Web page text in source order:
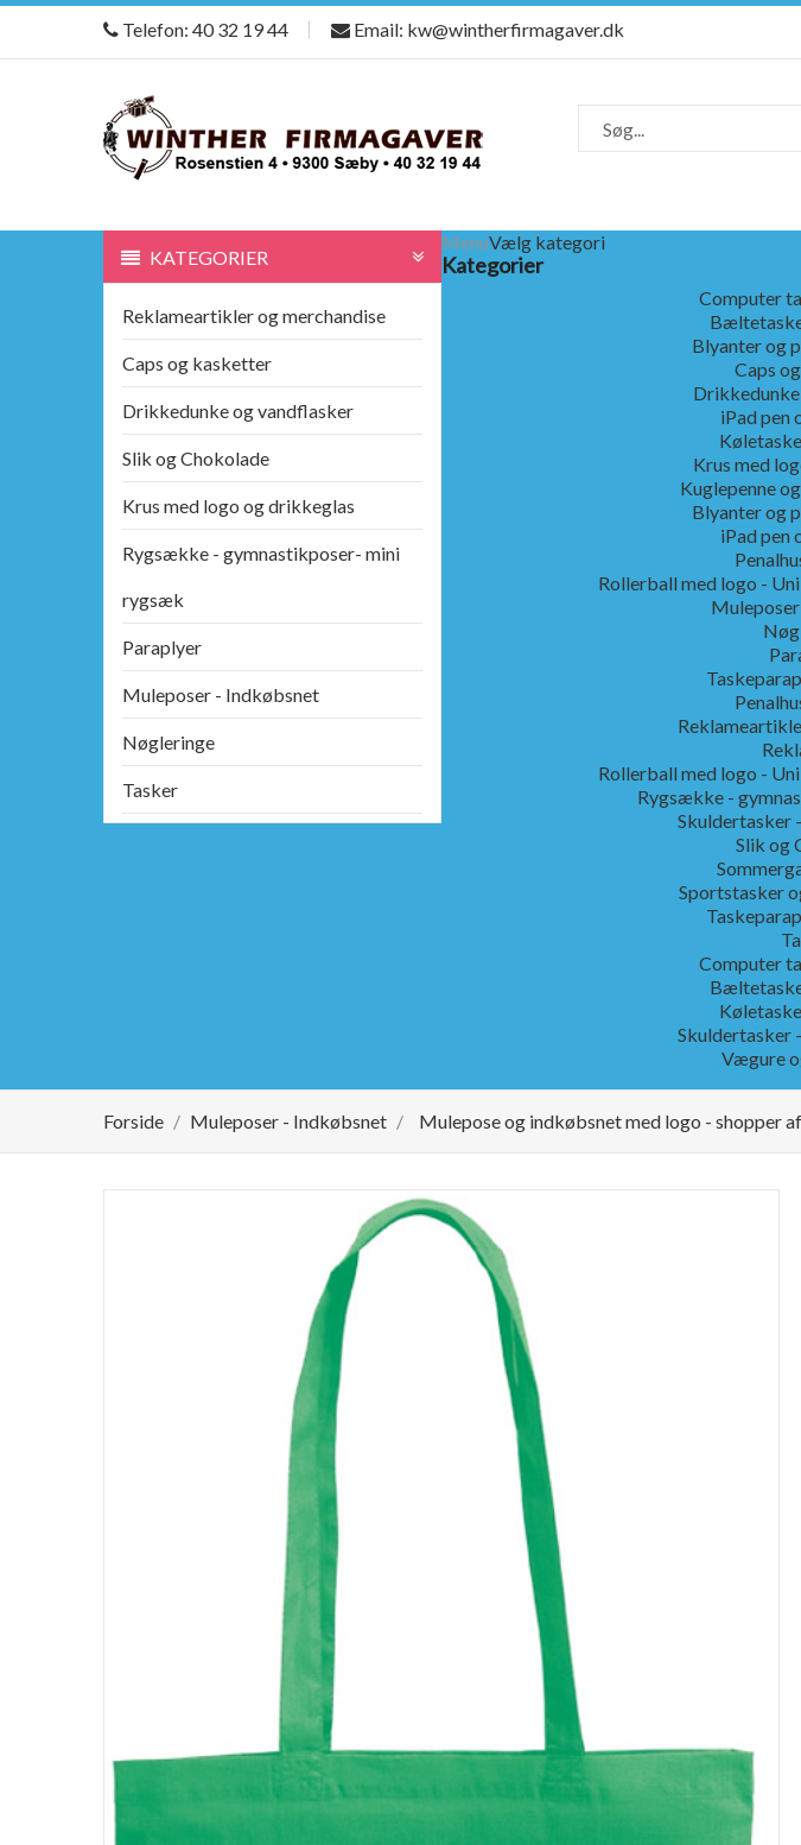
Telefon: 40 32 19 44 Email: kw@wintherfirmagaver.dk
KATEGORIER
Reklameartikler og merchandise
Caps og kasketter
Drikkedunke og vandflasker
Slik og Chokolade
Krus med logo og drikkeglas
Rygsække - gymnastikposer- mini
rygsæk
Paraplyer
Muleposer - Indkøbsnet
Nøgleringe
Tasker
MenuVælg kategori
Kategorier
Computer
Blyanter og
Caps
iPad pen
Krus med
Kuglepenne
Blyanter og
iPad pen
Rollerball med logo -
Rollerball med logo -
Rygsække -
Skuldertasker
Slik og
Sportstasker
Computer
Skuldertasker
Vægure
Forside Muleposer - Indkøbsnet Mulepose og indkøbsnet med logo - shopper